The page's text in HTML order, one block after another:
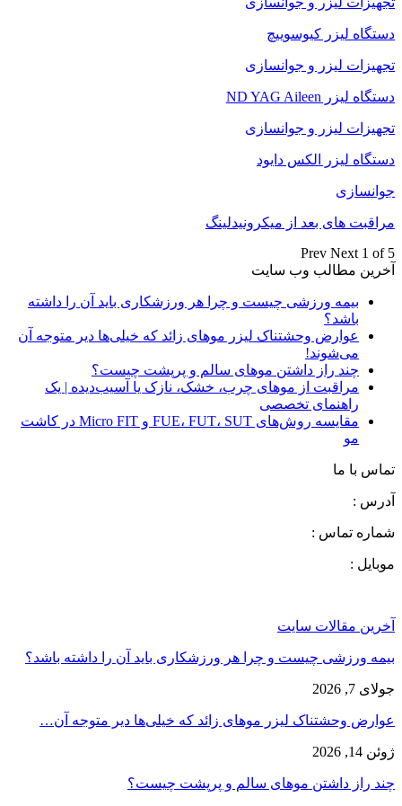
دستگاه لیزر کیوسوییچ
تجهیزات لیزر و جوانسازی
دستگاه لیزر ND YAG Aileen
تجهیزات لیزر و جوانسازی
دستگاه لیزر الکس دایود
جوانسازی
مراقبت های بعد از میکرونیدلینگ
Prev Next 1 of 5
آخرین مطالب وب سایت
بیمه ورزشی چیست و چرا هر ورزشکاری باید آن را داشته
باشد؟
عوارض وحشتناک لیزر موهای زائد که خیلی‌ها دیر متوجه آن
می‌شوند!
چند راز داشتن موهای سالم و پرپشت چیست؟
مراقبت از موهای چرب، خشک، نازک یا آسیب‌دیده | یک
راهنمای تخصصی
مقایسه روش‌های FUE، FUT، SUT و Micro FIT در کاشت
مو
تماس با ما
آدرس :
شماره تماس :
موبایل :
آخرین مقالات سایت
بیمه ورزشی چیست و چرا هر ورزشکاری باید آن را داشته باشد؟
جولای 7, 2026
عوارض وحشتناک لیزر موهای زائد که خیلی‌ها دیر متوجه آن…
ژوئن 14, 2026
چند راز داشتن موهای سالم و پرپشت چیست؟